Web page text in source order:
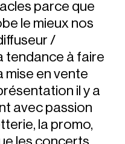
parce que
le mieux nos
/
tendance à faire
mise en vente
il y a
avec passion
la promo,